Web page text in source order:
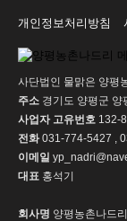
개인정보처리방침
사단법인 물맑은 양평
주소 경기도 양평군 양
사업자 고유번호 132-
전화031-774-5427 ,
이메일
대표 홍석기
회사명 양평농촌나드